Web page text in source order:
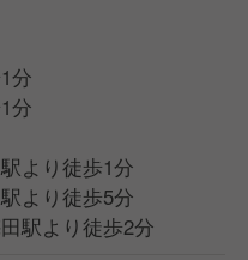
分
分
より徒歩1分
より徒歩5分
駅より徒歩2分